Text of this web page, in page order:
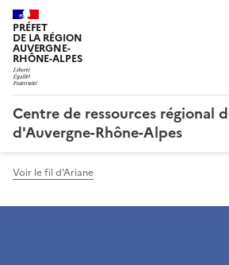
PRÉFET
DE LA RÉGION
AUVERGNE-
RHÔNE-ALPES
Centre de ressources régional
d'Auvergne-Rhône-Alpes
Voir le fil d'Ariane